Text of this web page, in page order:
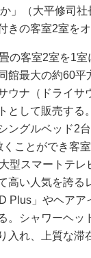
」（大平修司社
きの客室2室をオ
の客室2室を1室
館最大の約60平
ウナ（ドライサ
として販売す
ングルベッド2台
ことができ客
型スマートテレ
高い人気を誇る
Plus」やヘアア
。シャワーヘッ
入れ、上質な滞